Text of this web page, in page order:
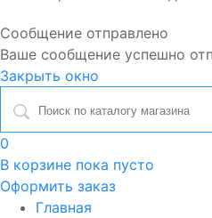
Сообщение отправлено
Ваше сообщение успешно
Закрыть окно
0
В корзине пока пусто
Оформить заказ
Главная